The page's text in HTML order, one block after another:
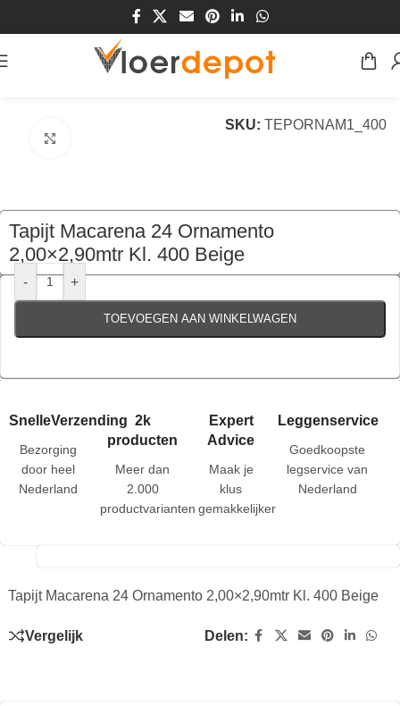
/Vloeren/Tapijt
SKU: TEPORNAM1_400
Tapijt Macarena 24 Ornamento
2,00×2,90mtr Kl. 400 Beige
€149,00 per stuk
- +
TOEVOEGEN AAN WINKELWAGEN
SnelleVerzending
Bezorging
door heel
Nederland
2k
producten
Meer dan
2.000
productvarianten
Expert
Advice
Maak je
klus
gemakkelijker
Leggenservice
Goedkoopste
legservice van
Nederland
Tapijt Macarena 24 Ornamento 2,00×2,90mtr Kl. 400 Beige
Vergelijk Delen: